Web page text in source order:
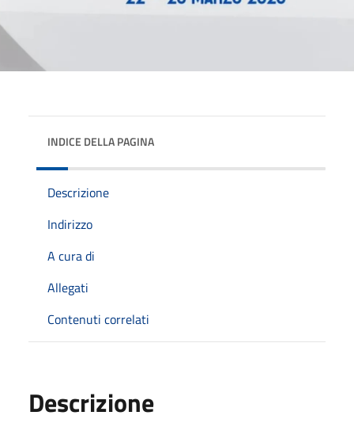
INDICE DELLA PAGINA
Descrizione
Indirizzo
A cura di
Allegati
Contenuti correlati
Descrizione